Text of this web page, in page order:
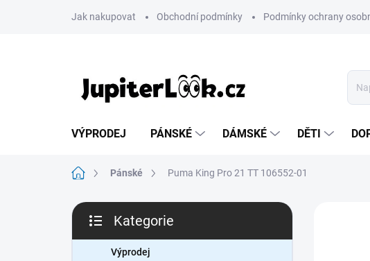
Jak nakupovat Obchodní podmínky Podmínky ochrany
VÝPRODEJ PÁNSKÉ DÁMSKÉ DĚTI
Domů Pánské Puma King Pro 21 TT 106552-01
P
s
kategorie
Kategorie
Výprodej